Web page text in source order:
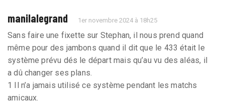
manilalegrand 1er novembre 2024 à 18h25
Sans faire une fixette sur Stephan, il nous prend quand
même pour des jambons quand il dit que le 433 était le
système prévu dés le départ mais qu’au vu des aléas, il
a dû changer ses plans.
1 Il n’a jamais utilisé ce système pendant les matchs
amicaux.